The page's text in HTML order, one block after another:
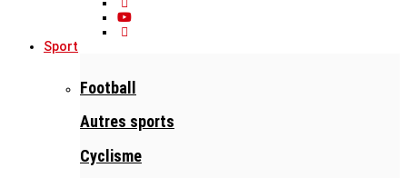
Sport
Football
Autres sports
Cyclisme